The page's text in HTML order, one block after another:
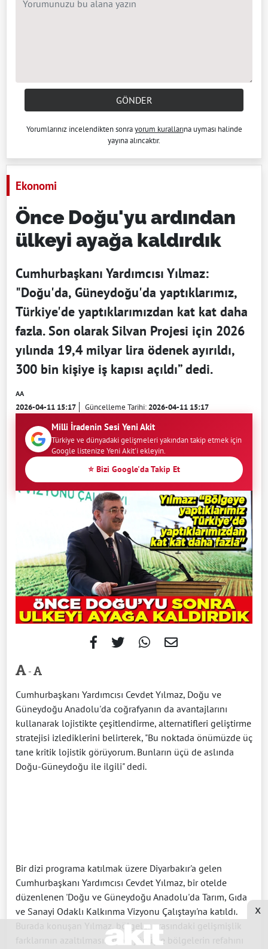
GÖNDER
Yorumlarınız incelendikten sonrayorum kurallarına uyması halinde
yayına alıncaktır.
Ekonomi
Önce Doğu'yu ardından
ülkeyi ayağa kaldırdık
Cumhurbaşkanı Yardımcısı Yılmaz:
"Doğu'da, Güneydoğu'da yaptıklarımız,
Türkiye'de yaptıklarımızdan kat kat daha
fazla. Son olarak Silvan Projesi için 2026
yılında 19,4 milyar lira ödenek ayırıldı,
300 bin kişiye iş kapısı açıldı” dedi.
AA
2026-04-11 15:17 Güncelleme Tarihi:2026-04-11 15:17
Milli İradenin Sesi Yeni Akit
Türkiye ve dünyadaki gelişmeleri yakından takip etmek için
Google listenize Yeni Akit'i ekleyin.
⭐ Bizi Google'da Takip Et
-
Cumhurbaşkanı Yardımcısı Cevdet Yılmaz, Doğu ve
Güneydoğu Anadolu'da coğrafyanın da avantajlarını
kullanarak lojistikte çeşitlendirme, alternatifleri geliştirme
stratejisi izlediklerini belirterek, "Bu noktada önümüzde üç
tane kritik lojistik görüyorum. Bunların üçü de aslında
Doğu-Güneydoğu ile ilgili" dedi.
Bir dizi programa katılmak üzere Diyarbakır'a gelen
Cumhurbaşkanı Yardımcısı Cevdet Yılmaz, bir otelde
düzenlenen 'Doğu ve Güneydoğu Anadolu'da Tarım, Gıda
ve Sanayi Odaklı Kalkınma Vizyonu Çalıştayı'na katıldı.
Burada konuşan Yılmaz, bölgeler arasındaki gelişmişlik
farklarının azaltılmasının bir yönüyle bölgelerin refahını
x